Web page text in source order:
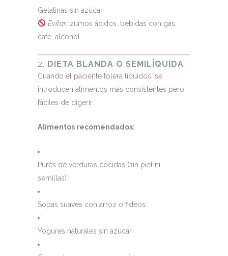
Gelatinas sin azúcar
Evitar: zumos ácidos, bebidas con gas,
café, alcohol.
2. DIETA BLANDA O SEMILÍQUIDA
Cuando el paciente tolera líquidos, se
introducen alimentos más consistentes pero
fáciles de digerir.
Alimentos recomendados:
Purés de verduras cocidas (sin piel ni
semillas)
Sopas suaves con arroz o fideos
Yogures naturales sin azúcar